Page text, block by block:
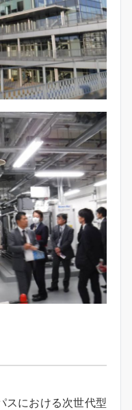
スにおける次世代型